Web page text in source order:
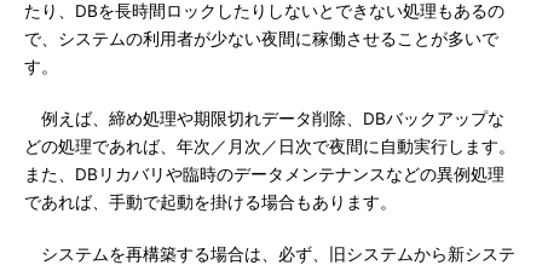
たり、DBを長時間ロックしたりしないとできない処理もあるの
で、システムの利用者が少ない夜間に稼働させることが多いで
す。
例えば、締め処理や期限切れデータ削除、DBバックアップな
どの処理であれば、年次／月次／日次で夜間に自動実行します。
また、DBリカバリや臨時のデータメンテナンスなどの異例処理
であれば、手動で起動を掛ける場合もあります。
システムを再構築する場合は、必ず、旧システムから新システ